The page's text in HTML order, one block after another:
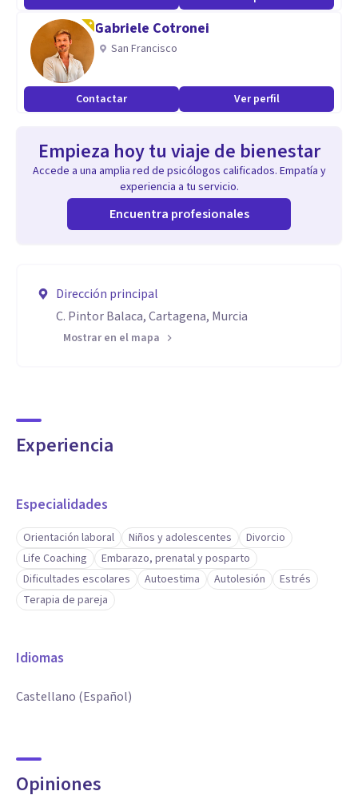
Gabriele Cotronei
San Francisco
Contactar Ver perfil
Empieza hoy tu viaje de bienestar
Accede a una amplia red de psicólogos calificados. Empatía y
experiencia a tu servicio.
Encuentra profesionales
Dirección principal
C. Pintor Balaca, Cartagena, Murcia
Mostrar en el mapa
Experiencia
Especialidades
Orientación laboral Niños y adolescentes
Divorcio
Life Coaching
Embarazo, prenatal y posparto
Dificultades escolares
Autoestima Autolesión
Estrés
Terapia de pareja
Idiomas
Castellano (Español)
Opiniones